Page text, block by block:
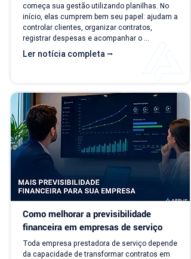
Ler notícia completa ⭢
começa sua gestão utilizando planilhas. No
início, elas cumprem bem seu papel: ajudam a
controlar clientes, organizar contratos,
registrar despesas e acompanhar o
faturamento. O problema é que a empresa
evolui, mas o modelo de gestão muitas vezes
continua o mesmo. Com o aumento da
cobranças recorrentes e processos
financeiros mais complexos, aquilo que antes
era simples passa a consumir tempo, gerar
retrabalho e...
Como melhorar a previsibilidade
financeira em empresas de serviço
Toda empresa prestadora de serviço depende
da capacidade de transformar contratos em